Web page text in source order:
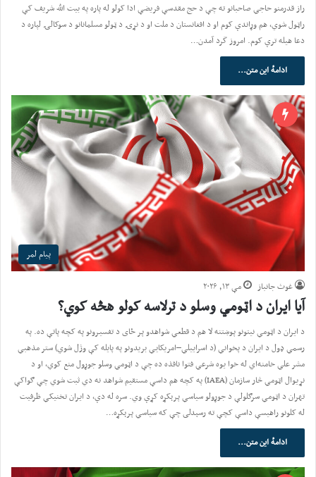
راز قدرمنو حاجي صاحبانو ته چې د حج مقدسې فریضې ادا کولو له پاره په بیت الله شریف کې
راټول شوي، هم وړاندې کوم او د افغانستان د ملت او د نړۍ د ټولو مسلمانانو د سوکالۍ لپاره د
دعا هیله ترې کوم. امروز گرد آمدن…
ادامهٔ این متن...
پیام لمر
غوث جانباز مې ۱۳, ۲۰۲۶
آیا ایران د اټومي وسلو د ترلاسه کولو هڅه کوي؟
د ایران د اټومي نیتونو پوښتنه لا هم د قطعي شواهدو پر ځای د تفسیرونو په کچه پاتې ده. په
رسمي ډول د ایران د پخواني (د اسراییلي–امریکايي بریدونو په پایله کې وژل شوي) ستر مذهبي
مشر علي خامنه‌اي له خوا یوه شرعي فتوا نافذه ده چې د اټومي وسلو جوړول منع کوي، او د
نړیوال اټومي څار سازمان (IAEA) په کچه هم داسې مستقیم شواهد نه دي ثبت شوي چې ګواکې
تهران د اټومي سرګلولې د جوړولو سیاسي پرېکړه کړې وي. سره له دې، د ایران تخنیکي ظرفیت
له کلونو راهیسې داسې کچې ته رسېدلی چې که سیاسي پرېکړه…
ادامهٔ این متن...